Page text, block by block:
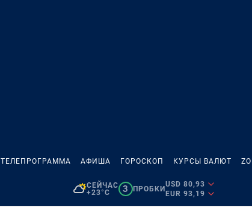
ТЕЛЕПРОГРАММА АФИША ГОРОСКОП КУРСЫ ВАЛЮТ
СЕЙЧАС
+23°C
3 ПРОБКИ
USD 80,93
EUR 93,19